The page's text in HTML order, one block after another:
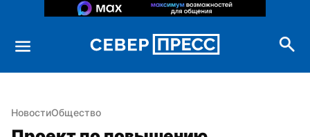
НовостиОбщество